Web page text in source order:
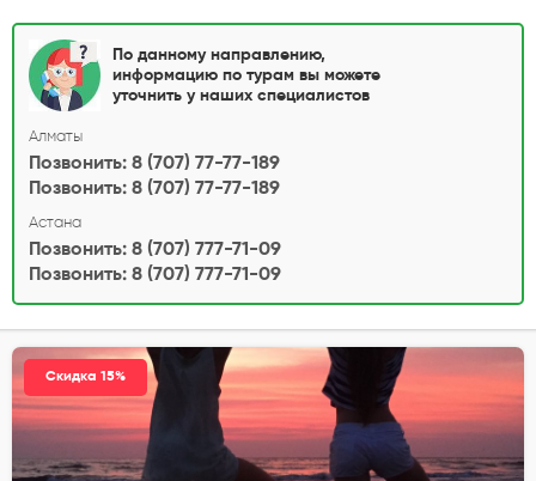
По данному направлению,
информацию по турам вы можете
уточнить у наших специалистов
Алматы
Позвонить: 8 (707) 77-77-189
Позвонить: 8 (707) 77-77-189
Астана
Позвонить: 8 (707) 777-71-09
Позвонить: 8 (707) 777-71-09
Скидка 15%